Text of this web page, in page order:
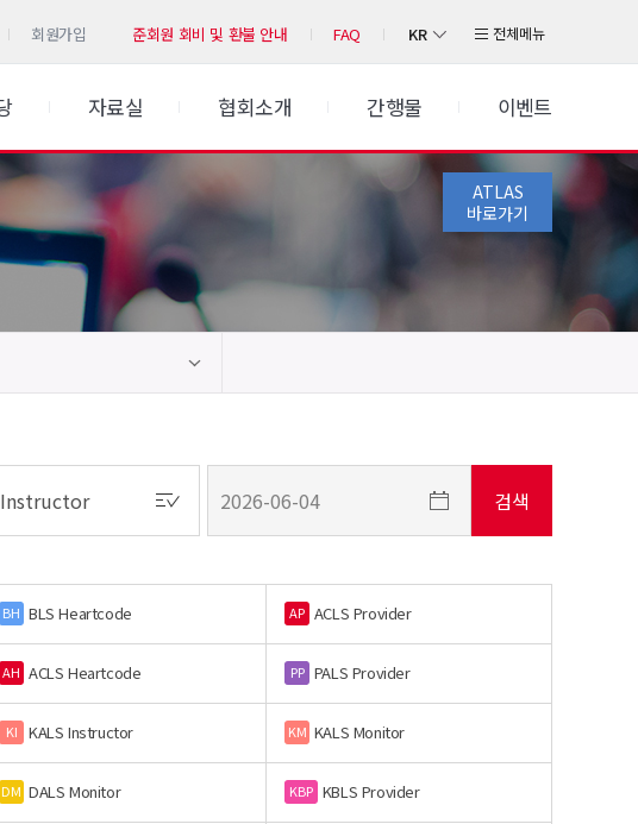
회원가입 준회원 회비 및 환불 안내 FAQ KR 전체메뉴
자료실 협회소개 간행물 이벤트
ATLAS
바로가기
BH BLS Heartcode AP ACLS Provider
AH ACLS Heartcode PP PALS Provider
KI KALS Instructor KM KALS Monitor
DM DALS Monitor KBP KBLS Provider